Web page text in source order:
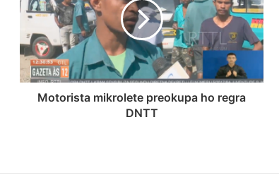
Motorista mikrolete preokupa ho regra
DNTT